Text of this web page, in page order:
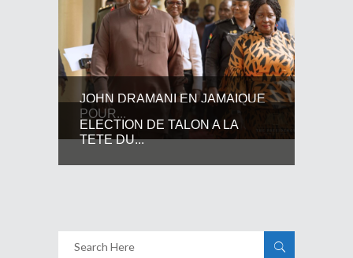
JOHN DRAMANI EN JAMAIQUE
POUR...
ELECTION DE TALON A LA
TETE DU...